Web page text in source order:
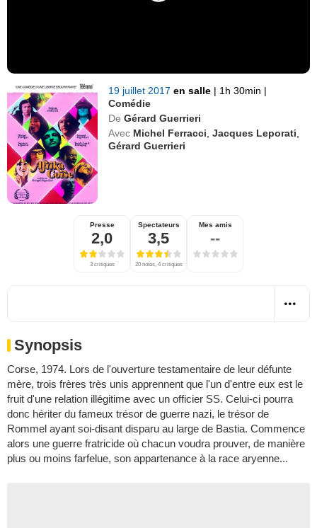
19 juillet 2017en salle | 1h 30min |
Comédie
De Gérard Guerrieri
Avec Michel Ferracci ,Jacques Leporati
Gérard Guerrieri
Presse
2,0
3 critiques
Spectateurs
3,5
20 notes, 4 critiques
Mes amis
--
Synopsis
Corse, 1974. Lors de l'ouverture testamentaire de leur défunte
mère, trois frères très unis apprennent que l'un d'entre eux est le
fruit d'une relation illégitime avec un officier SS. Celui-ci pourra
donc hériter du fameux trésor de guerre nazi, le trésor de
Rommel ayant soi-disant disparu au large de Bastia. Commence
alors une guerre fratricide où chacun voudra prouver, de manière
plus ou moins farfelue, son appartenance à la race aryenne...